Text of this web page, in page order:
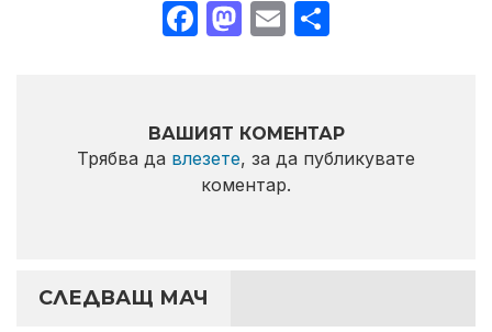
Facebook
Mastodon
Email
ВАШИЯТ КОМЕНТАР
Трябва да влезете, за да публикувате
коментар.
СЛЕДВАЩ МАЧ